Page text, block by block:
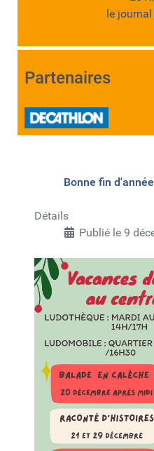
le
Partenaires
Bonne fin
Détails
Publié le 9